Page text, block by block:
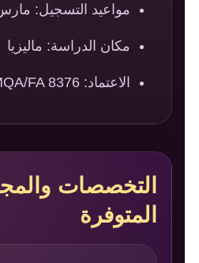
مواعيد التسجيل:
مكان الدراسة: ماليزيا
الاعتماد: MQA/FA 8376
التخصصات
المتوفرة